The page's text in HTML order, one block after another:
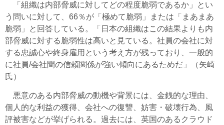
「組織は内部脅威に対してどの程度脆弱であるか」とい
う問いに対して、66％が「極めて脆弱」または「まあまあ
脆弱」と回答している。「日本の組織はこの結果よりも内
部脅威に対する脆弱性は高いと見ている。社員の会社に対
する忠誠心や終身雇用という考え方が残っており、一般的
に社員/会社間の信頼関係が強い傾向にあるためだ」（矢崎
氏）
悪意のある内部脅威の動機や背景には、金銭的な理由、
個人的な利益の獲得、会社への復讐、妨害・破壊行為、風
評被害などが挙げられる。過去には、英国のあるクラウド